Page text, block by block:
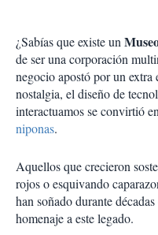
¿Sabías que existe un
de ser una corporación
negocio apostó por un extra
nostalgia, el diseño de
interactuamos se convirtió
niponas.
Aquellos que crecieron
rojos o esquivando
han soñado durante
homenaje a este legado.